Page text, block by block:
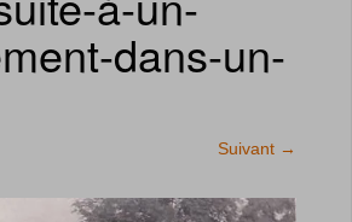
dans-un-
Suivant →